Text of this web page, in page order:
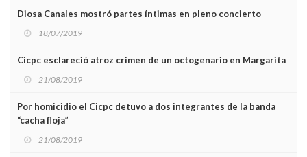
Diosa Canales mostró partes íntimas en pleno concierto
18/07/2019
Cicpc esclareció atroz crimen de un octogenario en Margarita
21/08/2019
Por homicidio el Cicpc detuvo a dos integrantes de la banda
“cacha floja”
21/08/2019